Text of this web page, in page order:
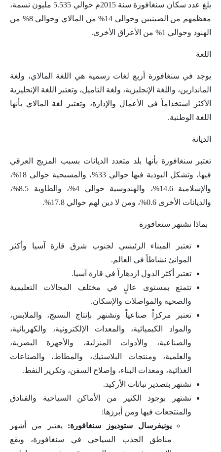
بلغ عدد سكان سنغافورة سنة 2015م حوالي 5.535 مليون نسمة،
معظمهم من الصينيين وحوالي 14% من المالاي وحوالي 8% من
الهنود وحوالي 1% من الأعراق الأخرى.
اللغة
يوجد في سنغافورة أربع لغات رسمية هي اللغة المالاي، ولغة
الماندارين، واللغة الإنجليزية، ولغة التاميل، وتعتبر اللغة الإنجليزية
الأكثر استخداماً في الأعمال والإدارة، وتعتبر لغة المالاي بأنها
اللغة الوطنية.
الديانة
تعتبر سنغافورة بأنها بلد متعدد الديانات بسبب المزيج العرقي
فيها، وتشكل البوذية فيها حوالي 33%، والمسيحية حوالي 18%،
والإسلامية 14.6%، والهندوسية حوالي 4%، والطاوية 8.5%،
والديانات الأخرى 0.6%، ومن لا دين لهم حوالي 17.8%.
بماذا تشتهر سنغافورة
تعتبر الميناء الرئيسي لجنوب شرق قارة آسيا وأكثر
الموانئ نشاطاً في العالم.
تعتبر أكثر الدول ازدهاراً في قارة آسيا.
تتمتع بمستوى عالٍ في مختلف المجالات التعليمية
والصحية والمواصلات والإسكان.
تعتبر مركزاً صناعياً وتشتهر بإنتاج النسيج، والملابس،
والمواد الكيميائية، والمعدات الإلكترونية، والكهربائية،
والصناعية، والأدوات المنزلية، والأجهزة البصرية،
والعلمية، ومنتجات البلاستيك، والمطاط، والصناعات
الغذائية، ومعدات البناء، وإصلاح السفن، وتكرير النفط.
تشتهر بتصدير نباتات الأركيد.
تشتهر بوجود الكثير من الأماكن السياحية والفنادق
والمنتجعات فيها ومن أبرزها:
يونيفرسال ستوديوز سنغافورة: يعتبر من أشهر
مناطق الجذب السياحي في سنغافورة، ويقع